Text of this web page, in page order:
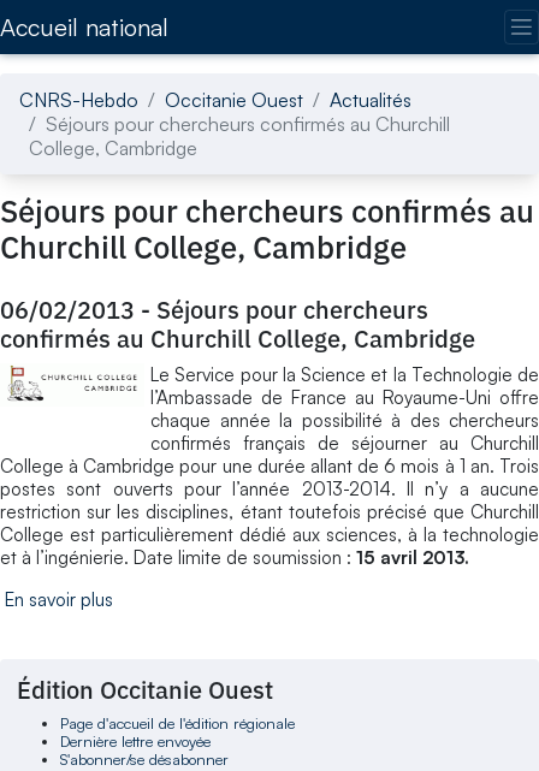
Accueil national
CNRS-Hebdo Occitanie Ouest
Actualités
Séjours pour chercheurs confirmés au Churchill
College, Cambridge
Séjours pour chercheurs confirmés au
Churchill College, Cambridge
06/02/2013 - Séjours pour chercheurs
confirmés au Churchill College, Cambridge
Le Service pour la Science et la Technologie de
l’Ambassade de France au Royaume-Uni offre
chaque année la possibilité à des chercheurs
confirmés français de séjourner au Churchill
College à Cambridge pour une durée allant de 6 mois à 1 an. Trois
postes sont ouverts pour l’année 2013-2014. Il n’y a aucune
restriction sur les disciplines, étant toutefois précisé que Churchill
College est particulièrement dédié aux sciences, à la technologie
et à l’ingénierie. Date limite de soumission : 15 avril 2013.
En savoir plus
Édition Occitanie Ouest
Page d'accueil de l'édition régionale
Dernière lettre envoyée
S'abonner/se désabonner